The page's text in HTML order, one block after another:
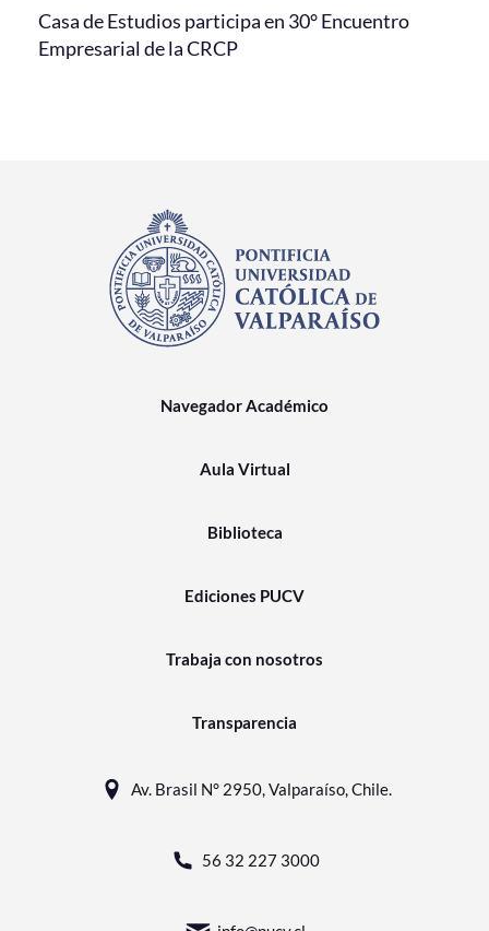
Casa de Estudios participa en 30° Encuentro
Empresarial de la CRCP
Navegador Académico
Aula Virtual
Biblioteca
Ediciones PUCV
Trabaja con nosotros
Transparencia
Av. Brasil N° 2950, Valparaíso, Chile.
56 32 227 3000